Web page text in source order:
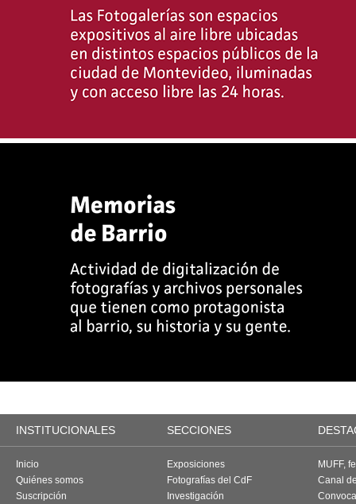
INSTITUCIONALES SECCIONES
Inicio
Quiénes somos
Suscripción
Exposiciones
Fotografías del CdF
Investigación
MUFF,
Canal